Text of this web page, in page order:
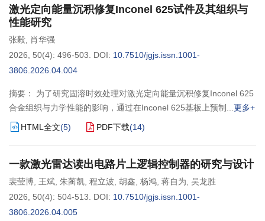
激光定向能量沉积修复Inconel 625试件及其组织与
性能研究
张毅, 肖华强
2026, 50(4): 496-503. DOI: 10.7510/jgjs.issn.1001-
3806.2026.04.004
摘要： 为了研究固溶时效处理对激光定向能量沉积修复Inconel 625
合金组织与力学性能的影响，通过在Inconel 625基板上预制
更多+
HTML全文(5) PDF下载(14)
一款激光雷达读出电路片上逻辑控制器的研究与设计
裴莹博, 王斌, 朱蔺凯, 程立波, 胡鑫, 杨鸿, 蒋自为, 吴龙胜
2026, 50(4): 504-513. DOI: 10.7510/jgjs.issn.1001-
3806.2026.04.005